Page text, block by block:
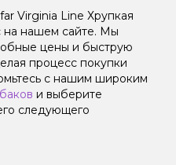
Virginia Line Хрупкая
на нашем сайте. Мы
цены и быструю
процесс покупки
с нашим широким
и выберите
следующего